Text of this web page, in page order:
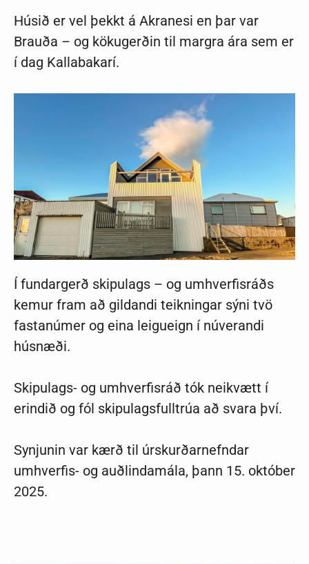
Húsið er vel þekkt á Akranesi en þar var
Brauða – og kökugerðin til margra ára sem er
í dag Kallabakarí.
Í fundargerð skipulags – og umhverfisráðs
kemur fram að gildandi teikningar sýni tvö
fastanúmer og eina leigueign í núverandi
húsnæði.
Skipulags- og umhverfisráð tók neikvætt í
erindið og fól skipulagsfulltrúa að svara því.
Synjunin var kærð til úrskurðarnefndar
umhverfis- og auðlindamála, þann 15. október
2025.